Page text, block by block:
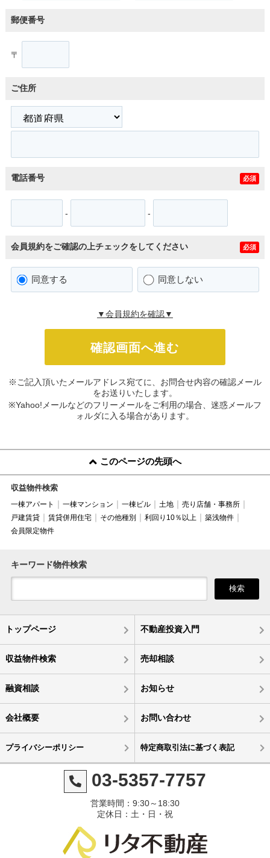
郵便番号
〒
ご住所
電話番号 必須
- -
会員規約をご確認の上チェックをしてください 必須
同意する 同意しない
▼会員規約を確認▼
※ご記入頂いたメールアドレス宛てに、お問合せ内容の確認メール
をお送りいたします。
※Yahoo!メールなどのフリーメールをご利用の場合、迷惑メールフ
ォルダに入る場合があります。
このページの先頭へ
収益物件検索
一棟アパート 一棟マンション 一棟ビル 土地
売り店舗・事務所
戸建賃貸
賃貸併用住宅 その他種別 利回り10％以上
築浅物件
会員限定物件
キーワード物件検索
検索
トップページ 不動産投資入門
収益物件検索 売却相談
融資相談 お知らせ
会社概要 お問い合わせ
プライバシーポリシー 特定商取引法に基づく表記
03-5357-7757
営業時間：9:30～18:30
定休日：土・日・祝